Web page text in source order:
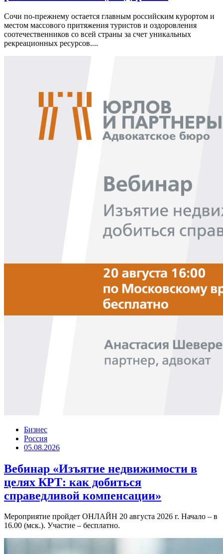
Сочи по-прежнему остается главным российским курортом и
местом массового притяжения туристов и оздоровления
соотечественников со всей страны за счет уникальных
рекреационных ресурсов....
Бизнес
Россия
05.08.2026
Вебинар «Изъятие недвижимости в
целях КРТ: как добиться
справедливой компенсации»
Мероприятие пройдет ОНЛАЙН 20 августа 2026 г. Начало – в
16.00 (мск.). Участие – бесплатно.